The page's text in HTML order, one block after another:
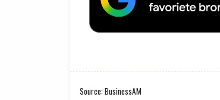
Source: BusinessAM